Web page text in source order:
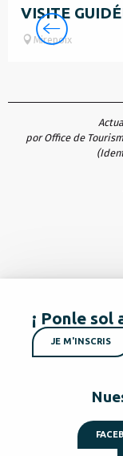
VISITE
Mirepoix
por Office de
¡ Ponle sol
JE M'INSCRIS